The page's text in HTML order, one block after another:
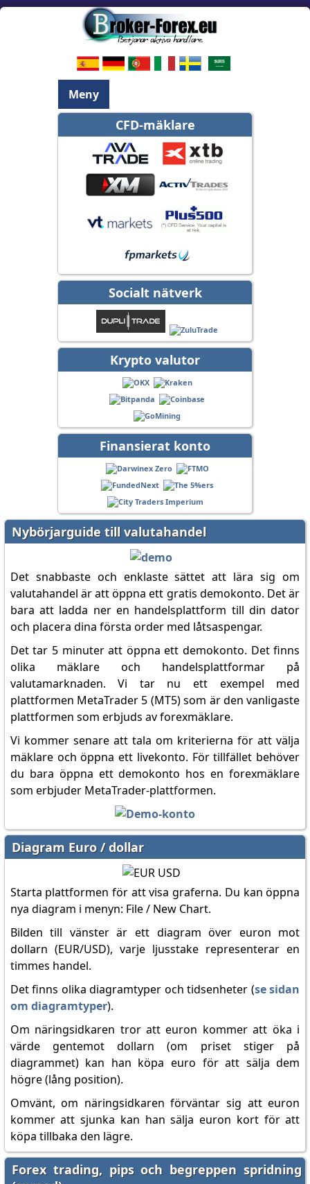
Meny
CFD-mäklare
Socialt nätverk
Krypto valutor
Finansierat konto
Nybörjarguide till valutahandel
Det snabbaste och enklaste sättet att lära sig om
valutahandel är att öppna ett gratis demokonto. Det är
bara att ladda ner en handelsplattform till din dator
och placera dina första order med låtsaspengar.
Det tar 5 minuter att öppna ett demokonto. Det finns
olika mäklare och handelsplattformar på
valutamarknaden. Vi tar nu ett exempel med
plattformen MetaTrader 5 (MT5) som är den vanligaste
plattformen som erbjuds av forexmäklare.
Vi kommer senare att tala om kriterierna för att välja
mäklare och öppna ett livekonto. För tillfället behöver
du bara öppna ett demokonto hos en forexmäklare
som erbjuder MetaTrader-plattformen.
Diagram Euro / dollar
Starta plattformen för att visa graferna. Du kan öppna
nya diagram i menyn: File / New Chart.
Bilden till vänster är ett diagram över euron mot
dollarn (EUR/USD), varje ljusstake representerar en
timmes handel.
Det finns olika diagramtyper och tidsenheter (se sidan
om diagramtyper).
Om näringsidkaren tror att euron kommer att öka i
värde gentemot dollarn (om priset stiger på
diagrammet) kan han köpa euro för att sälja dem
högre (lång position).
Omvänt, om näringsidkaren förväntar sig att euron
kommer att sjunka kan han sälja euron kort för att
köpa tillbaka den lägre.
Forex trading, pips och begreppen spridning